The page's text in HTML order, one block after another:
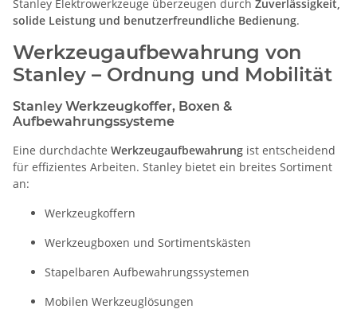
Stanley Elektrowerkzeuge überzeugen durch Zuverlässigkeit,
solide Leistung und benutzerfreundliche Bedienung.
Werkzeugaufbewahrung von
Stanley – Ordnung und Mobilität
Stanley Werkzeugkoffer, Boxen &
Aufbewahrungssysteme
Eine durchdachte Werkzeugaufbewahrung ist entscheidend
für effizientes Arbeiten. Stanley bietet ein breites Sortiment
an:
Werkzeugkoffern
Werkzeugboxen und Sortimentskästen
Stapelbaren Aufbewahrungssystemen
Mobilen Werkzeuglösungen